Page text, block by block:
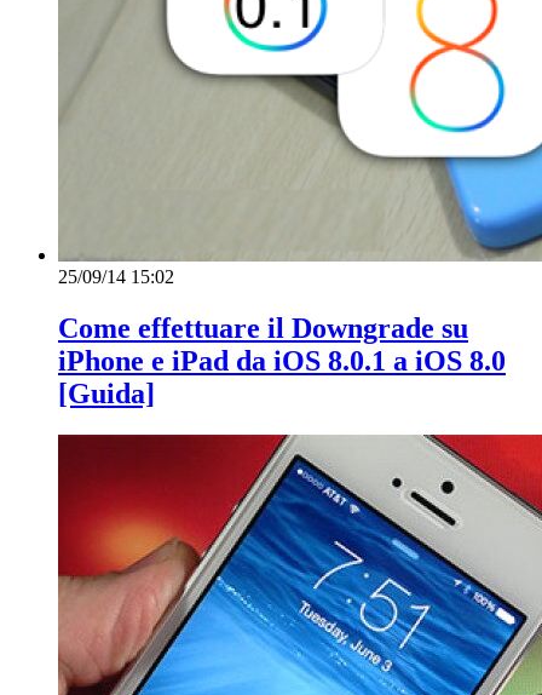
25/09/14 15:02
Come effettuare il Downgrade su
iPhone e iPad da iOS 8.0.1 a iOS 8.0
[Guida]